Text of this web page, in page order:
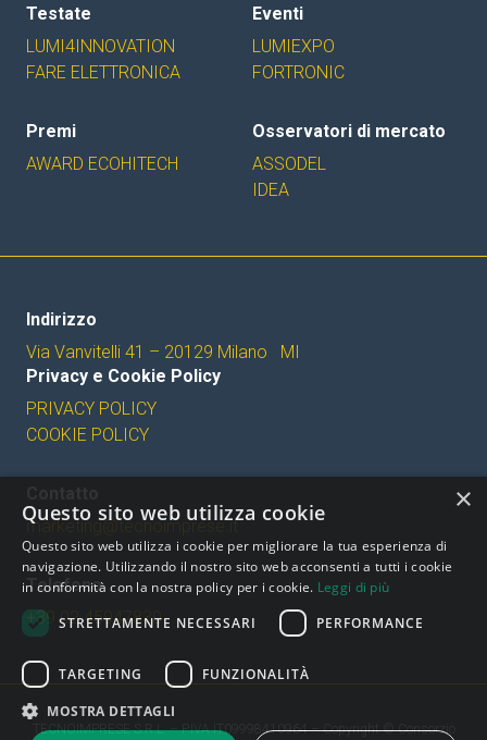
Testate
LUMI4INNOVATION
FARE ELETTRONICA
Eventi
LUMIEXPO
FORTRONIC
Premi
AWARD ECOHITECH
Osservatori di mercato
ASSODEL
IDEA
Indirizzo
Via Vanvitelli 41 – 20129 Milano MI
Privacy e Cookie Policy
PRIVACY POLICY
COOKIE POLICY
marketing@tecnoimprese.it
Telefono
+39 02 45947830
TECNOIMPRESE S.R.L. – P.IVA IT09998410964 – Copyright © Consorzio
×
Questo sito web utilizza cookie
Questo sito web utilizza i cookie per migliorare la tua esperienza di
navigazione. Utilizzando il nostro sito web acconsenti a tutti i cookie
in conformità con la nostra policy per i cookie. Leggi di più
STRETTAMENTE NECESSARI
PERFORMANCE
TARGETING FUNZIONALITÀ
MOSTRA DETTAGLI